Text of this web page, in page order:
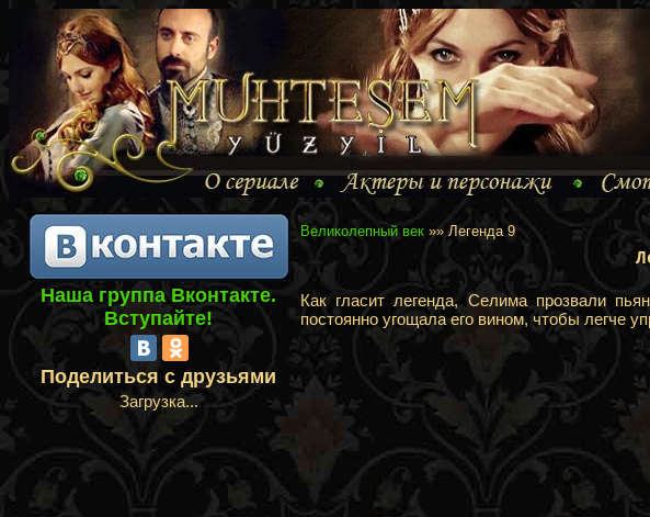
Наша группа Вконтакте.
Вступайте!
Поделиться с друзьями
Загрузка...
Великолепный век»» Легенда 9
Как гласит легенда, Селима прозвали
постоянно угощала его вином, чтобы легче